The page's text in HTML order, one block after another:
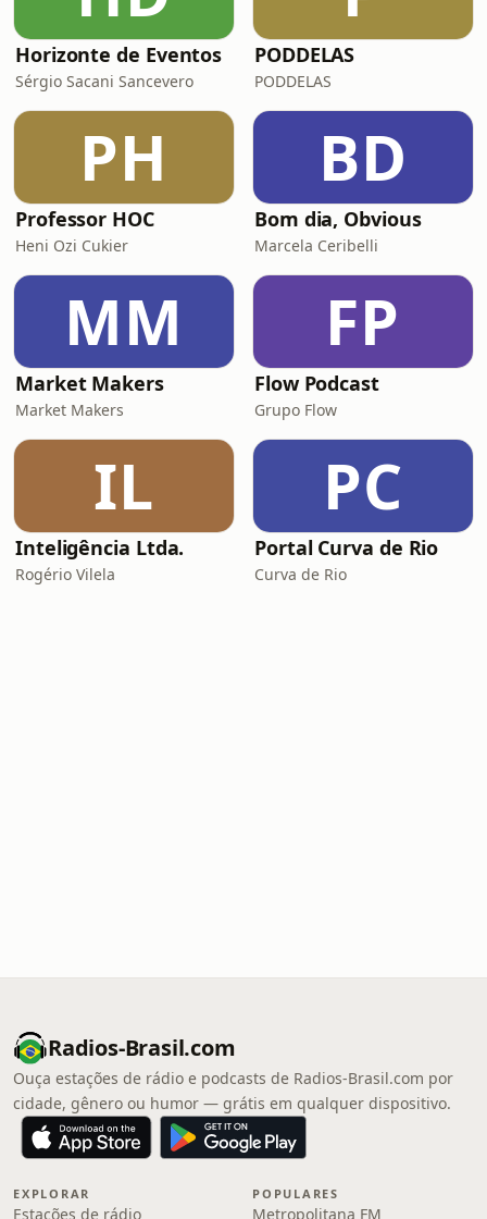
Horizonte de Eventos
Sérgio Sacani Sancevero
PODDELAS
PODDELAS
PH
Professor HOC
Heni Ozi Cukier
BD
Bom dia, Obvious
Marcela Ceribelli
MM
Market Makers
Market Makers
FP
Flow Podcast
Grupo Flow
IL
Inteligência Ltda.
Rogério Vilela
PC
Portal Curva de Rio
Curva de Rio
Radios-Brasil.com
Ouça estações de rádio e podcasts de Radios-Brasil.com por
cidade, gênero ou humor — grátis em qualquer dispositivo.
EXPLORAR
Estações de rádio
POPULARES
Metropolitana FM